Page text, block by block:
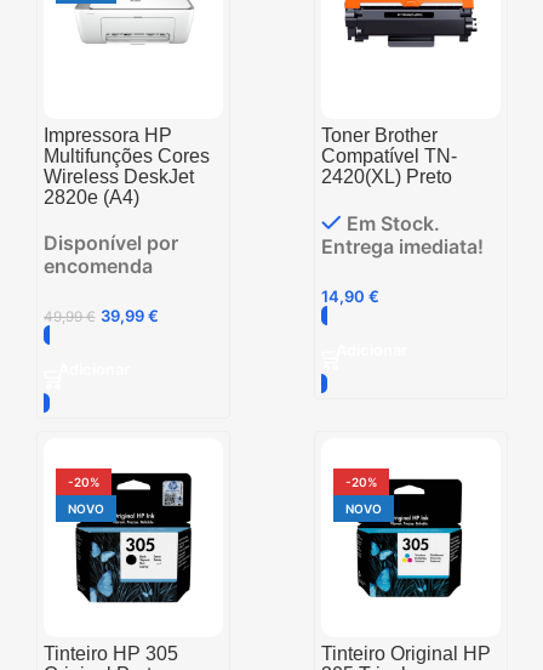
Impressora HP
Multifunções Cores
Wireless DeskJet
2820e (A4)
Disponível por
encomenda
49,99€ 39,99€
Toner Brother
Compatível TN-
2420(XL) Preto
Em Stock.
Entrega imediata!
14,90 €
-20%
NOVO
Tinteiro HP 305
-20%
NOVO
Tinteiro Original HP